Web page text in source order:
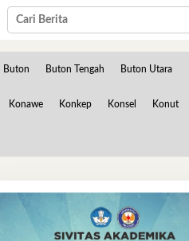
Buton Buton Tengah Buton Utara
Konawe Konkep Konsel Konut